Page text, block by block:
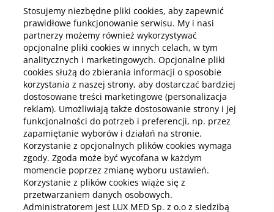
Psychologia
Rodzaje masturbacji dziecięcej – co
mieści się w normie rozwojowej
Masturbacja dziecięca to zachowania
polegające na stymulowaniu przez dziecko
własnego ciała, w tym okolic intymnych, w
celu uzyskania przyjemnych doznań. Temat
ten często budzi niepokój i wiele pytań u
rodziców oraz opiekunów, głównie dlatego, że
kojarzy się z seksualnością osób dorosłych.
Warto jednak podkreślić, że w przypadku
dzieci zachowania te nie mają charakteru
erotycznego, a większość z nich mieści się w
normie rozwojowej i ma charakter
Czytaj
Stosujemy niezbędne pliki cookies, aby zapewnić
prawidłowe funkcjonowanie serwisu. My i nasi
partnerzy możemy również wykorzystywać
opcjonalne pliki cookies w innych celach, w tym
analitycznych i marketingowych. Opcjonalne pliki
cookies służą do zbierania informacji o sposobie
korzystania z naszej strony, aby dostarczać bardziej
dostosowane treści marketingowe (personalizacja
reklam). Umożliwiają także dostosowanie strony i jej
funkcjonalności do potrzeb i preferencji, np. przez
zapamiętanie wyborów i działań na stronie.
Korzystanie z opcjonalnych plików cookies wymaga
zgody. Zgoda może być wycofana w każdym
momencie poprzez zmianę wyboru ustawień.
Korzystanie z plików cookies wiąże się z
przetwarzaniem danych osobowych.
Administratorem jest LUX MED Sp. z o.o z siedzibą